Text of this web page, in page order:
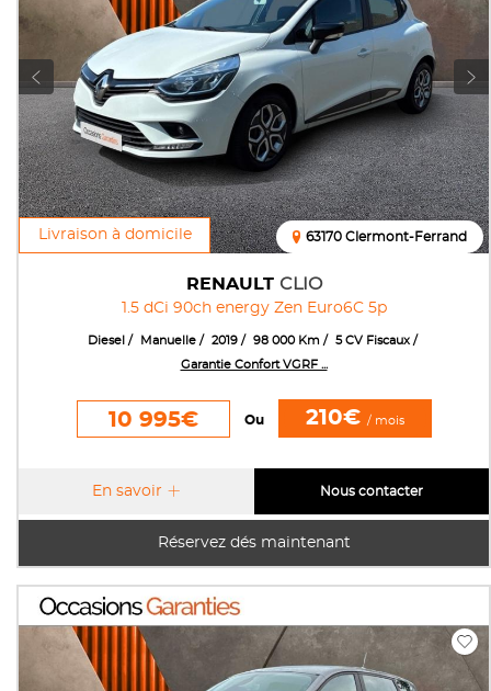
Livraison à domicile
RENAULT CLIO
1.5 dCi 90ch energy Zen Euro6C 5p
63170 Clermont-Ferrand
Diesel Manuelle 2019 98 000 Km
5 CV Fiscaux
Garantie Confort VGRF ...
10 995€ Ou 210€ / mois
Réservez dés maintenant
En savoir Nous contacter